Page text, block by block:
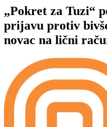
„Pokret za Tuzi“
prijavu protiv
novac na lični